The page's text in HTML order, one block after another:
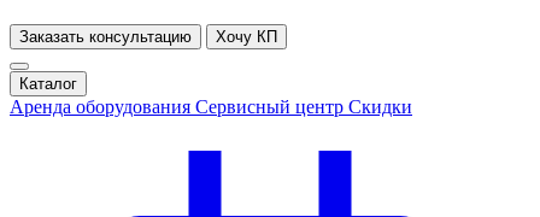
Заказать консультацию Хочу КП
Каталог
Аренда оборудования Сервисный центр Скидки